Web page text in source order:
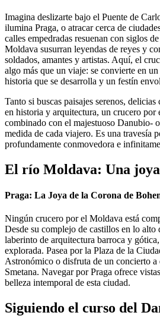
Imagina deslizarte bajo el Puente de
ilumina Praga, o atracar cerca de
calles empedradas resuenan con siglos
Moldava susurran leyendas de reyes y
soldados, amantes y artistas. Aquí, el
algo más que un viaje: se convierte en
historia que se desarrolla y un festín
Tanto si buscas paisajes serenos,
en historia y arquitectura, un crucero por
combinado con el majestuoso Danubio-
medida de cada viajero. Es una travesía
profundamente conmovedora e
El río Moldava: Una
Praga: La Joya de la Corona de
Ningún crucero por el Moldava está
Desde su complejo de castillos en lo alto
laberinto de arquitectura barroca y
explorada. Pasea por la Plaza de la
Astronómico o disfruta de un concierto
Smetana. Navegar por Praga ofrece
belleza intemporal de esta ciudad.
Siguiendo el curso del